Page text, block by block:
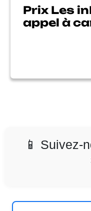
Prix Les
appel à
📱 Suivez-